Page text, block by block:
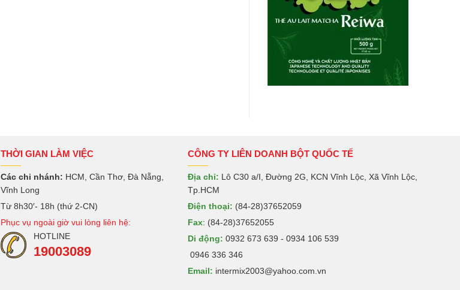
THỜI GIAN LÀM VIỆC
Các chi nhánh: HCM, Cần Thơ, Đà Nẵng,
Vĩnh Long
Từ 8h30′- 18h (thứ 2-CN)
Phục vụ ngoài giờ vui lòng liên hệ:
HOTLINE
19003089
CÔNG TY LIÊN DOANH BỘT QUỐC TẾ
Địa chỉ: Lô C30 a/I, Đường 2G, KCN Vĩnh Lộc, Xã Vĩnh Lộc,
Tp.HCM
Điện thoại: (84-28)37652059
Fax: (84-28)37652055
Di động: 0932 673 639 - 0934 106 539
0946 336 346
Email: intermix2003@yahoo.com.vn